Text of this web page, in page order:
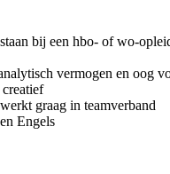
bij een hbo- of wo-
vermogen en oog
graag in teamverband
Engels